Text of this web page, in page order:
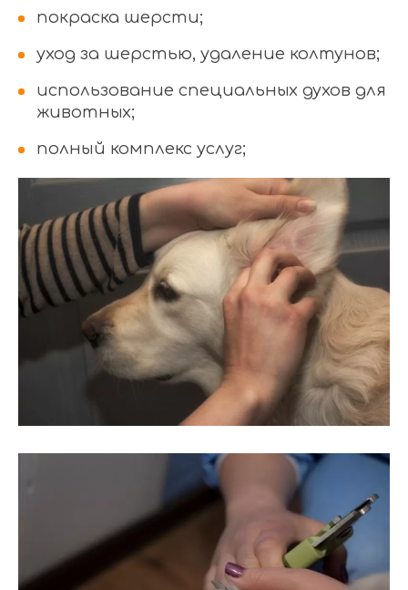
покраска шерсти;
уход за шерстью, удаление колтунов;
использование специальных духов для
животных;
полный комплекс услуг;